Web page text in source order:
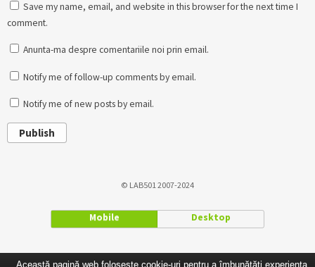
Save my name, email, and website in this browser for the next time I
comment.
Anunta-ma despre comentariile noi prin email.
Notify me of follow-up comments by email.
Notify me of new posts by email.
Publish
© LAB501 2007-2024
Mobile Desktop
Această pagină web folosește cookie-uri pentru a îmbunătăți experiența